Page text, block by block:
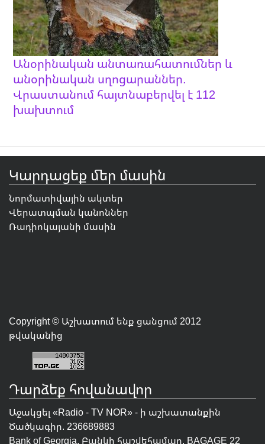
Անօրինական անտառահատումներ և
անօրինական սղոցարաններ.
Վրաստանում հայտնաբերվել է 112
խախտում
Կարդացեք մեր մասին
Նորմատիվային ակտեր
Վերատպման կանոններ
Ռադիոկայանի մասին
Copyright © Աշխատում ենք ցանցում 2012
թվականից
Դարձեք հովանավոր
Աջակցել «Radio - TV NOR» - ի աշխատանքին
Ծածկագիր. 236689883
Bank of Georgia, Բանկի հաշվեհամար. BAGAGE 22